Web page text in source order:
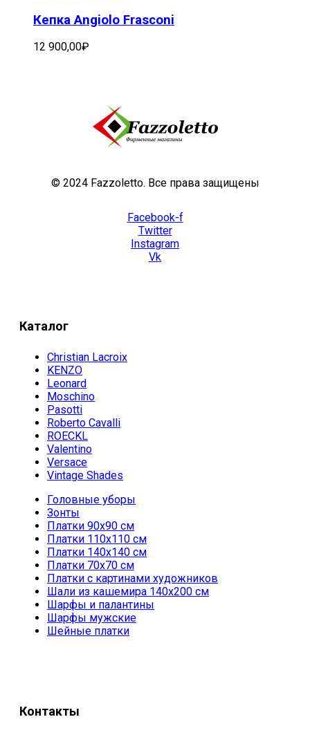
Кепка Angiolo Frasconi
12 900,00₽
© 2024 Fazzoletto. Все права защищены
Facebook-f
Twitter
Instagram
Vk
Каталог
Christian Lacroix
KENZO
Leonard
Moschino
Pasotti
Roberto Cavalli
ROECKL
Valentino
Versace
Vintage Shades
Головные уборы
Зонты
Платки 90х90 см
Платки 110х110 см
Платки 140х140 см
Платки 70х70 см
Платки с картинами художников
Шали из кашемира 140х200 см
Шарфы и палантины
Шарфы мужские
Шейные платки
Контакты